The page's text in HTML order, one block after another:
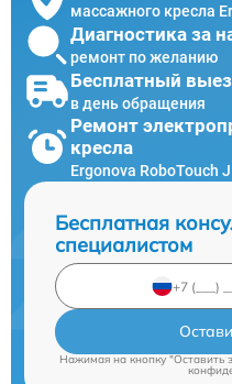
массажного кресла
Диагностика за
ремонт по желанию
Бесплатный
в день обращения
Ремонт
кресла
Ergonova RoboTouch
Бесплатная
специалистом
Нажимая на кнопку "Оставить